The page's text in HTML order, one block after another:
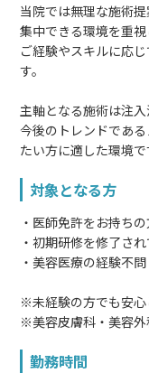
当院では無理な施術
集中できる環境を重視
ご経験やスキルに応
す。
主軸となる施術は注入
今後のトレンドであ
たい方に適した環境で
対象となる方
・医師免許をお持ち
・初期研修を修了さ
・美容医療の経験不問
※未経験の方でも安心
※美容皮膚科・美容
勤務時間